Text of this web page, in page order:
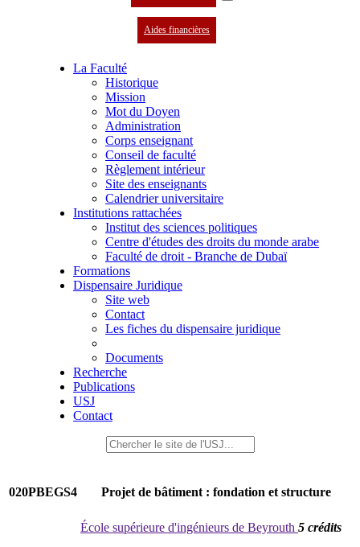
Aides financières
La Faculté
Historique
Mission
Mot du Doyen
Administration
Corps enseignant
Conseil de faculté
Règlement intérieur
Site des enseignants
Calendrier universitaire
Institutions rattachées
Institut des sciences politiques
Centre d'études des droits du monde arabe
Faculté de droit - Branche de Dubaï
Formations
Dispensaire Juridique
Site web
Contact
Les fiches du dispensaire juridique
Documents
Recherche
Publications
USJ
Contact
020PBEGS4 Projet de bâtiment : fondation et structure
École supérieure d'ingénieurs de Beyrouth 5 crédits